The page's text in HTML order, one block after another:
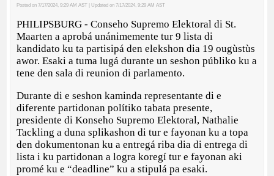
Posted on 7/17/2024, 9:29 AM AST | Updated on 7/17/2024, 9:29 AM AST
PHILIPSBURG - Conseho Supremo Elektoral di St.
Maarten a aprobá unánimemente tur 9 lista di
kandidato ku ta partisipá den elekshon dia 19 ougùstùs
awor. Esaki a tuma lugá durante un seshon públiko ku a
tene den sala di reunion di parlamento.
Durante di e seshon kaminda representante di e
diferente partidonan polítiko tabata presente,
presidente di Konseho Supremo Elektoral, Nathalie
Tackling a duna splikashon di tur e fayonan ku a topa
den dokumentonan ku a entregá riba dia di entrega di
lista i ku partidonan a logra koregí tur e fayonan aki
promé ku e “deadline” ku a stipulá pa esaki.